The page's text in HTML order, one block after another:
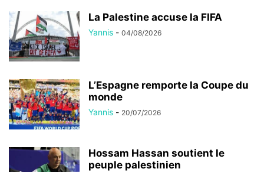
La Palestine accuse la FIFA
Yannis - 04/08/2026
L’Espagne remporte la Coupe du
monde
Yannis - 20/07/2026
Hossam Hassan soutient le
peuple palestinien